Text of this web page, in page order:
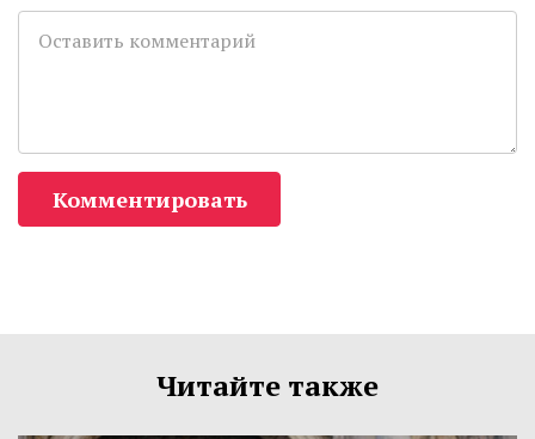
Комментировать
Читайте также